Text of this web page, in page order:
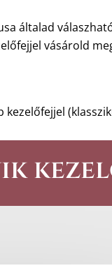
általad
vásárold
kezelőfejjel